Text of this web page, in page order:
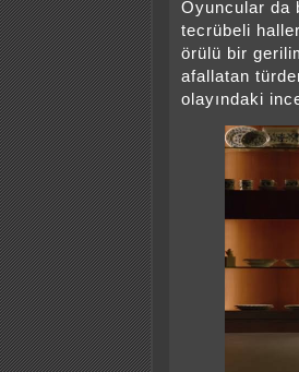
Oyuncular da
tecrübeli
örülü bir
afallatan
olayındaki